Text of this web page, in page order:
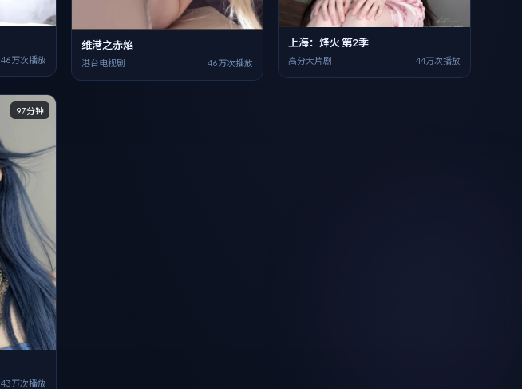
46万次播放
维港之赤焰
港台电视剧 46万次播放
上海：烽火 第2季
高分大片剧 44万次播放
97分钟
43万次播放